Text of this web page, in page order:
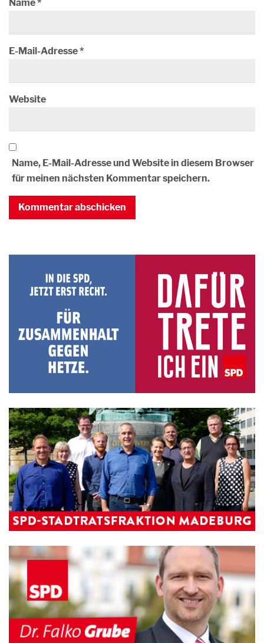
Name*
E-Mail-Adresse*
Website
Name, E-Mail-Adresse und Website in diesem Browser
für meinen nächsten Kommentar speichern.